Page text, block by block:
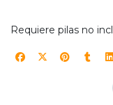
Requiere pilas no